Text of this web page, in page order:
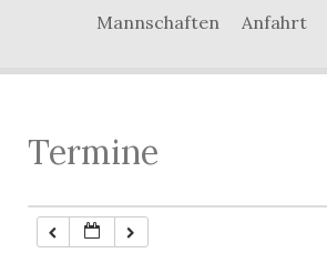
Mannschaften Anfahrt
Termine
5:00